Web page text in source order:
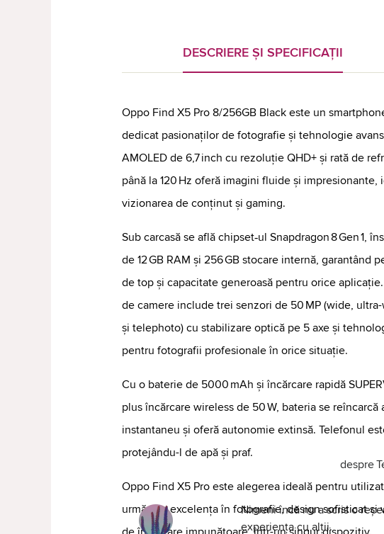
DESCRIERE ȘI SPECIFICAȚII
Oppo Find X5 Pro 8/256GB Black este un
dedicat pasionaților de fotografie și tehnologie
AMOLED de 6,7 inch cu rezoluție QHD+ și rată de
până la 120 Hz oferă imagini fluide și impresionante,
vizionarea de conținut și gaming.
Sub carcasă se află chipset‑ul Snapdragon 8 Gen 1,
de 12 GB RAM și 256 GB stocare internă, garantând
de top și capacitate generoasă pentru orice
de camere include trei senzori de 50 MP (wide,
și telephoto) cu stabilizare optică pe 5 axe și
pentru fotografii profesionale în orice situație.
Cu o baterie de 5000 mAh și încărcare rapidă
plus încărcare wireless de 50 W, bateria se reîncarcă
instantaneu și oferă autonomie extinsă. Telefonul
protejându-l de apă și praf.
Oppo Find X5 Pro este alegerea ideală pentru
urmăresc excelența în fotografie, design sofisticat și
despre
Nimeni încă nu a scris o
experiența cu alții.